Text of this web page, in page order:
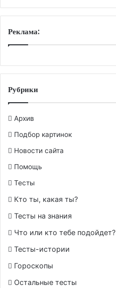
Реклама:
Рубрики
Архив
Подбор картинок
Новости сайта
Помощь
Тесты
Кто ты, какая ты?
Тесты на знания
Что или кто тебе подойдет?
Тесты-истории
Гороскопы
Остальные тесты